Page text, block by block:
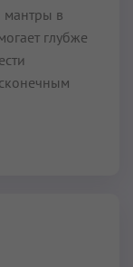
мантры в
глубже